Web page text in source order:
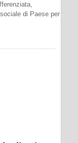
di Paese per